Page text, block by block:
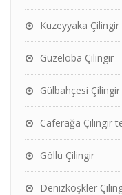
Kuzeyyaka Çilingir
Güzeloba Çilingir
Gülbahçesi Çilingir
Caferağa Çilingir
Göllü Çilingir
Denizköşkler